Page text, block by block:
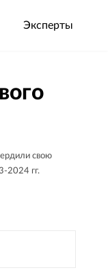
Эксперты
свою
2024 гг.